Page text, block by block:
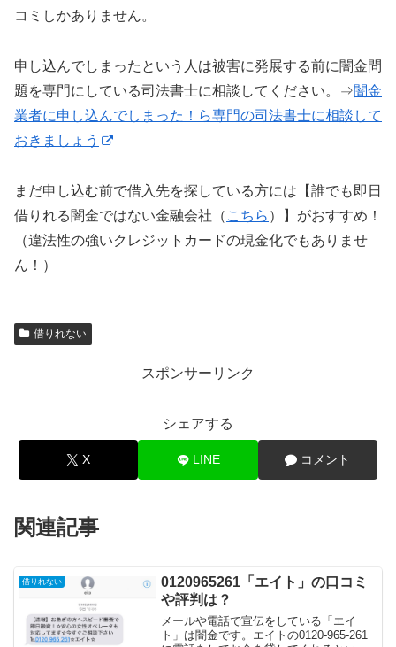
コミしかありません。
申し込んでしまったという人は被害に発展する前に闇金問
題を専門にしている司法書士に相談してください。⇒闇金
業者に申し込んでしまった！ら専門の司法書士に相談して
おきましょう
まだ申し込む前で借入先を探している方には【誰でも即日
借りれる闇金ではない金融会社（ こちら ）】がおすすめ！
（違法性の強いクレジットカードの現金化でもありませ
ん！）
借りれない
スポンサーリンク
シェアする
X LINE コメント
関連記事
借りれない
0120965261「エイト」の口コミ
や評判は？
メールや電話で宣伝をしている「エイ
ト」は闇金です。エイトの0120-965-261